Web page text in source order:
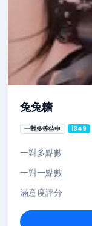
兔兔糖
一對多等待中 i349
一對多點數
一對一點數
滿意度評分